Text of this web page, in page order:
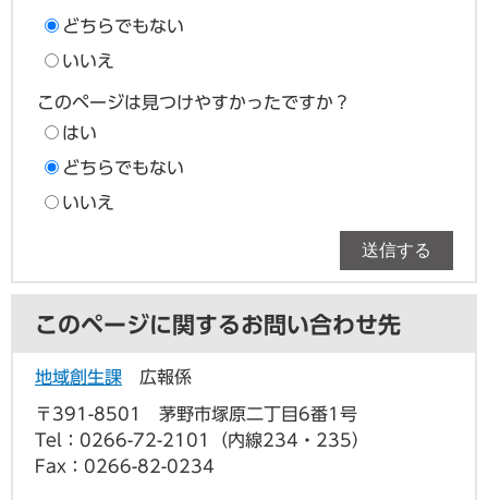
どちらでもない
いいえ
このページは見つけやすかったですか？
はい
どちらでもない
いいえ
このページに関するお問い合わせ先
地域創生課 広報係
〒391-8501
茅野市塚原二丁目6番1号
Tel：0266-72-2101（内線234・235）
Fax：0266-82-0234